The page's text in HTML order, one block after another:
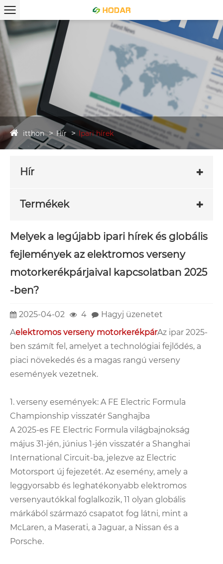
itthon Hír Ipari hírek
Hír
Termékek
Melyek a legújabb ipari hírek és globális
fejlemények az elektromos verseny
motorkerékpárjaival kapcsolatban 2025
-ben?
2025-04-02 4
Hagyj üzenetet
Aelektromos verseny motorkerékpárAz ipar 2025-
ben számít fel, amelyet a technológiai fejlődés, a
piaci növekedés és a magas rangú verseny
események vezetnek.
1. verseny események: A FE Electric Formula
Championship visszatér Sanghajba
A 2025-es FE Electric Formula világbajnokság
május 31-jén, június 1-jén visszatér a Shanghai
International Circuit-ba, jelezve az Electric
Motorsport új fejezetét. Az esemény, amely a
leggyorsabb és leghatékonyabb elektromos
versenyautókkal foglalkozik, 11 olyan globális
márkából származó csapatot fog látni, mint a
McLaren, a Maserati, a Jaguar, a Nissan és a
Porsche.